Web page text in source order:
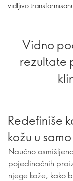
vidljivo
Vidno
rezultate
Redefiniše
kožu u
Naučno
pojedinačnih
njege kože, kako